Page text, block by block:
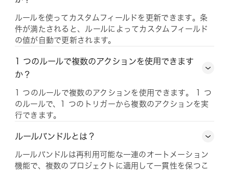
ルールを使ってカスタムフィールドを更新できます。条
件が満たされると、ルールによってカスタムフィールド
の値が自動で更新されます。
1 つのルールで複数のアクションを使用できます
か？
1 つのルールで複数のアクションを使用できます。 1 つ
のルールで、1 つのトリガーから複数のアクションを実
行できます。
ルールバンドルとは？
ルールバンドルは再利用可能な一連のオートメーション
機能で、複数のプロジェクトに適用して一貫性を保つこ